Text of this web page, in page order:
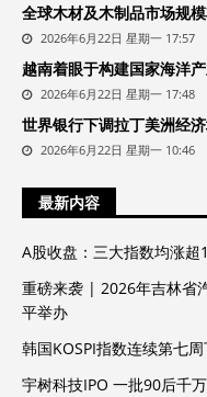
全球木材及木制品市场规
2026年6月22日 星期一 17:57
越南着眼于构建国家海洋
2026年6月22日 星期一 17:48
世界银行下调拉丁美洲经
2026年6月22日 星期一 10:46
最新内容
A股收盘：三大指数均涨超
重磅来袭 | 2026年吉林省
平举办
韩国KOSPI指数连续第七
宇树科技IPO 一批90后千